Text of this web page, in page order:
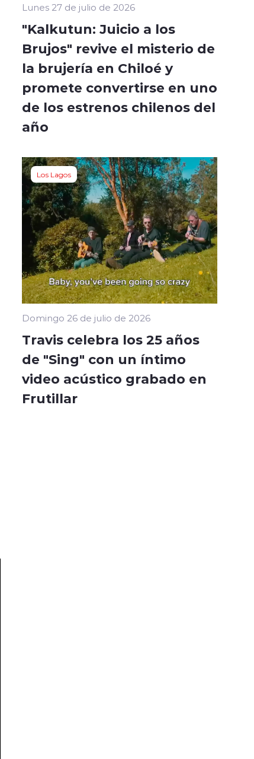
Lunes 27 de julio de 2026
"Kalkutun: Juicio a los
Brujos" revive el misterio de
la brujería en Chiloé y
promete convertirse en uno
de los estrenos chilenos del
año
Los Lagos
Domingo 26 de julio de 2026
Travis celebra los 25 años
de "Sing" con un íntimo
video acústico grabado en
Frutillar